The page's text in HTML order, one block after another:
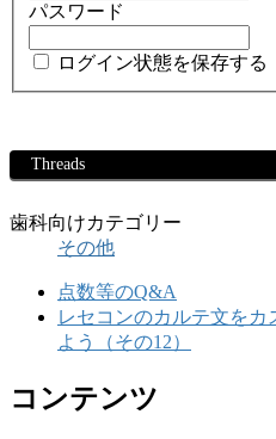
パスワード
ログイン状態を保存する
Threads
歯科向けカテゴリー
その他
点数等のQ&A
レセコンのカルテ文をカ
よう（その12）
コンテンツ